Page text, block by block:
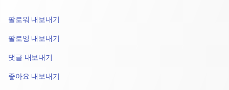
팔로워 내보내기
팔로잉 내보내기
댓글 내보내기
좋아요 내보내기